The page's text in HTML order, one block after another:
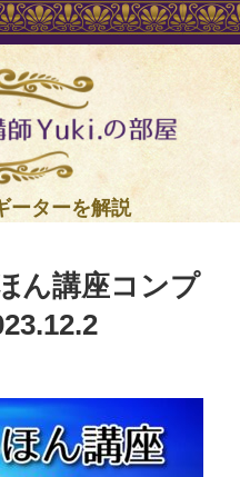
ーターを解説
ん講座コンプ